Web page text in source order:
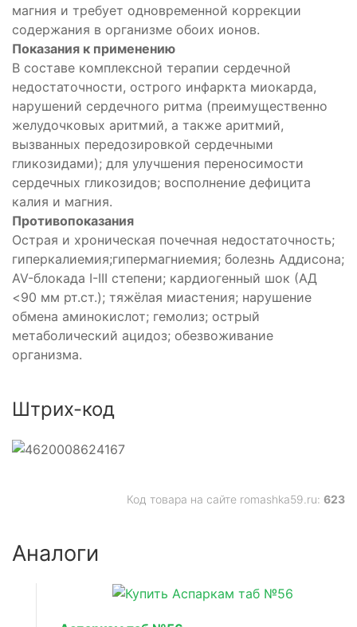
магния и требует одновременной коррекции
содержания в организме обоих ионов.
Показания к применению
В составе комплексной терапии сердечной
недостаточности, острого инфаркта миокарда,
нарушений сердечного ритма (преимущественно
желудочковых аритмий, а также аритмий,
вызванных передозировкой сердечными
гликозидами); для улучшения переносимости
сердечных гликозидов; восполнение дефицита
калия и магния.
Противопоказания
Острая и хроническая почечная недостаточность;
гиперкалиемия;гипермагниемия; болезнь Аддисона;
AV-блокада I-III степени; кардиогенный шок (АД
<90 мм рт.ст.); тяжёлая миастения; нарушение
обмена аминокислот; гемолиз; острый
метаболический ацидоз; обезвоживание
организма.
Штрих-код
Код товара на сайте romashka59.ru: 623
Аналоги